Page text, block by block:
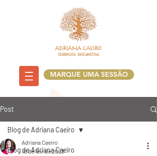
MARQUE UMA SESSÃO
Post
Blog de Adriana Caeiro
Blog de Adriana Caeiro
Adriana Caeiro
10 de fev. de 2023